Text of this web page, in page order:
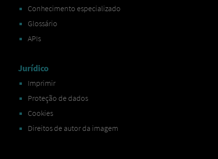
Conhecimento especializado
Glossário
APIs
Jurídico
Imprimir
Proteção de dados
Cookies
Direitos de autor da imagem